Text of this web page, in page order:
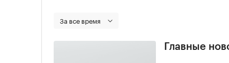
За все время
Главные